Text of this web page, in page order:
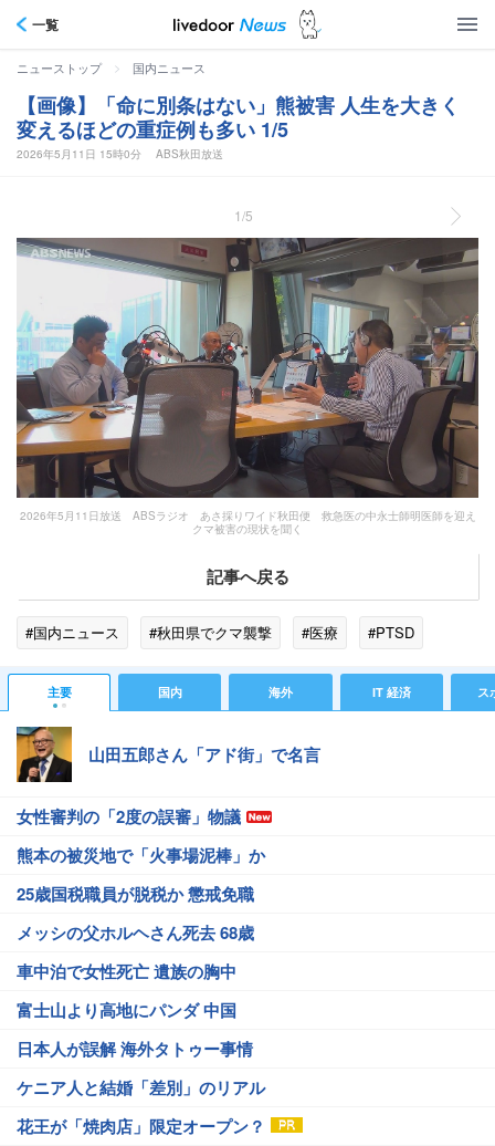
一覧
ニューストップ > 国内ニュース
【画像】「命に別条はない」熊被害 人生を大きく
変えるほどの重症例も多い 1/5
2026年5月11日 15時0分 ABS秋田放送
1/5
2026年5月11日放送 ABSラジオ あさ採りワイド秋田便 救急医の中永士師明医師を迎え
クマ被害の現状を聞く
記事へ戻る
#国内ニュース #秋田県でクマ襲撃 #医療 #PTSD
主要 国内 海外 IT 経済 ス
山田五郎さん「アド街」で名言
女性審判の「2度の誤審」物議
熊本の被災地で「火事場泥棒」か
25歳国税職員が脱税か 懲戒免職
メッシの父ホルヘさん死去 68歳
車中泊で女性死亡 遺族の胸中
富士山より高地にパンダ 中国
日本人が誤解 海外タトゥー事情
ケニア人と結婚「差別」のリアル
花王が「焼肉店」限定オープン？